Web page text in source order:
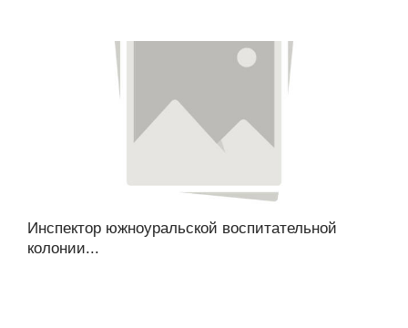
Инспектор южноуральской воспитательной
колонии...